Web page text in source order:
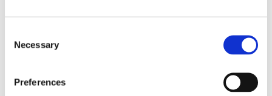
Selection
Necessary
Preferences